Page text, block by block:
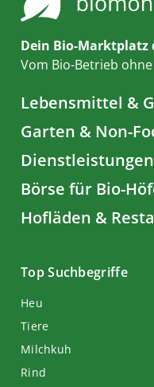
Dein Bio-Marktplatz
Vom Bio-Betrieb
Lebensmittel &
Garten & Non-
Börse für Bio-
Hofläden &
Top Suchbegriffe
Heu
Tiere
Milchkuh
Rind